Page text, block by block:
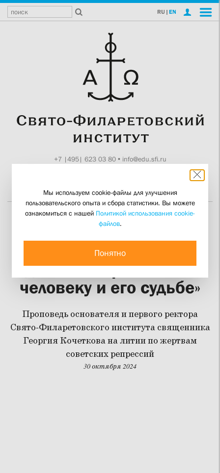
RU | EN
+7 |495| 623 03 80• info@edu.sfi.ru
«Сегодня особый день,
когда мы более всего
должны обратиться к
человеку и его судьбе»
Проповедь основателя и первого ректора
Свято-Филаретовского института священника
Георгия Кочеткова на литии по жертвам
советских репрессий
30 октября 2024
Мы используем cookie-файлы для улучшения
пользовательского опыта и сбора статистики. Вы можете
ознакомиться с нашей Политикой использования cookie-
файлов.
Понятно